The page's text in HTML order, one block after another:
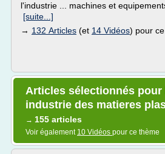
l'industrie ... machines et
[suite...]
→ 132 Articles (et 14 Vidéos) pour
Articles sélectionnés pour
industrie des matieres
→ 155 articles
Voir également 10 Vidéos pour ce thème